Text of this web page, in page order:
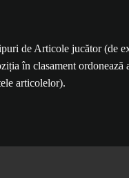
de Articole jucător (de
în clasament
articolelor).